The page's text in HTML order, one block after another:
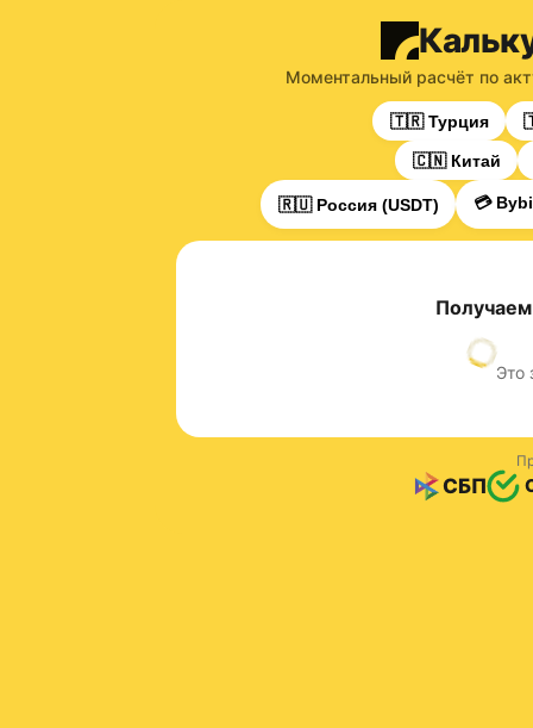
Моментальный расчёт по
🇹🇷 Турция
🇨🇳 Китай
🇷🇺 Россия (USDT) 💳
Это
СБП